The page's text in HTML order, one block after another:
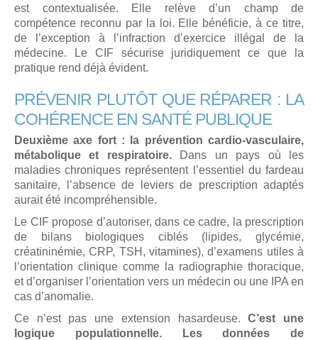
est contextualisée. Elle relève d’un champ de
compétence reconnu par la loi. Elle bénéficie, à ce titre,
de l’exception à l’infraction d’exercice illégal de la
médecine. Le CIF sécurise juridiquement ce que la
pratique rend déjà évident.
PRÉVENIR PLUTÔT QUE RÉPARER : LA
COHÉRENCE EN SANTÉ PUBLIQUE
Deuxième axe fort : la prévention cardio-vasculaire,
métabolique et respiratoire.Dans un pays où les
maladies chroniques représentent l’essentiel du fardeau
sanitaire, l’absence de leviers de prescription adaptés
aurait été incompréhensible.
Le CIF propose d’autoriser, dans ce cadre, la prescription
de bilans biologiques ciblés (lipides, glycémie,
créatininémie, CRP, TSH, vitamines), d’examens utiles à
l’orientation clinique comme la radiographie thoracique,
et d’organiser l’orientation vers un médecin ou une IPA en
cas d’anomalie.
Ce n’est pas une extension hasardeuse.C’est une
logique populationnelle. Les données de